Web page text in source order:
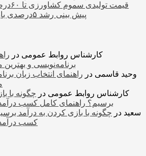
قیمت
پیش بینی رشد ۵درصدی بازارجهانی در۲۰۲۶
کارشناس روابط عمومی در
برنامه‌نویسی و
وحید قاسمی در راهنمای انتخاب زبان
کارشناس روابط عمومی در چگونه با
برسیم؟ راهنمای کامل کسب درآمد
سعید در چگونه با بازی کردن به درآمد
کسب درآمد